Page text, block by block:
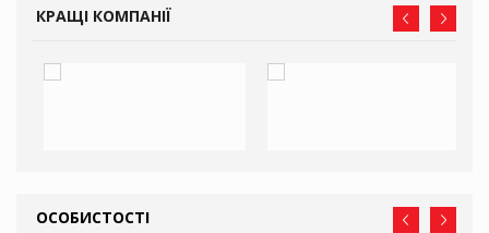
КРАЩІ КОМПАНІЇ
ОСОБИСТОСТІ